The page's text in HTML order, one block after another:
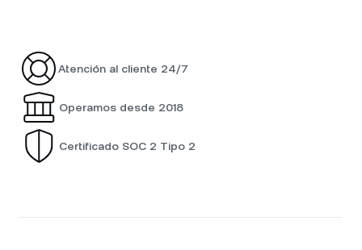
Atención al cliente 24/7
Operamos desde 2018
Certificado SOC 2 Tipo 2